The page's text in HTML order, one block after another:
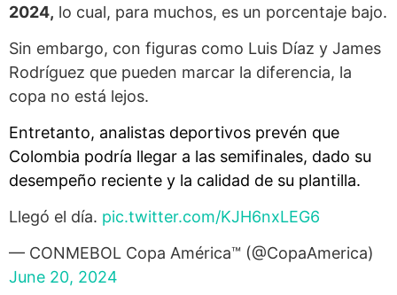
2024, lo cual, para muchos, es un porcentaje bajo.
Sin embargo, con figuras como Luis Díaz y James
Rodríguez que pueden marcar la diferencia, la
copa no está lejos.
Entretanto, analistas deportivos prevén que
Colombia podría llegar a las semifinales, dado su
desempeño reciente y la calidad de su plantilla.
Llegó el día. pic.twitter.com/KJH6nxLEG6
— CONMEBOL Copa América™️ (@CopaAmerica)
June 20, 2024